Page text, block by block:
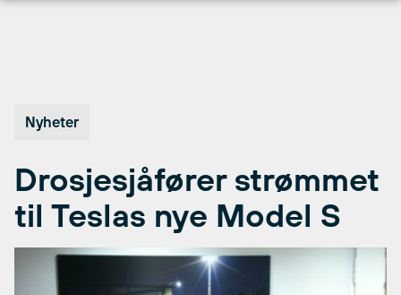
Nyheter
Drosjesjåfører strømmet
til Teslas nye Model S